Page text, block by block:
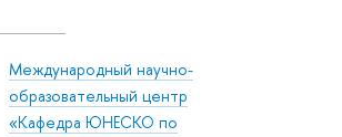
Международный научно-
образовательный центр
«Кафедра ЮНЕСКО по